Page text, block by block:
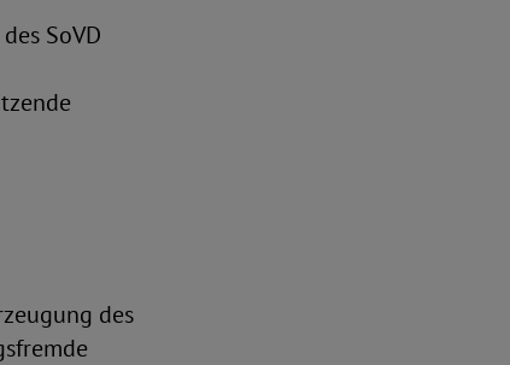
SoVD
des